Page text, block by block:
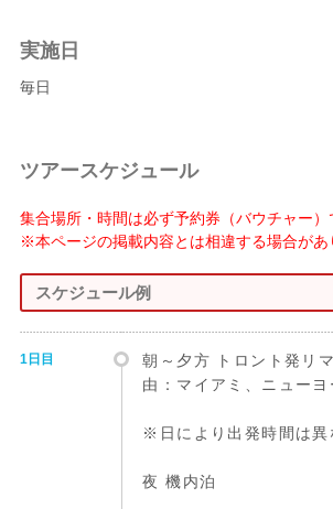
実施日
毎日
ツアースケジュール
集合場所・時間は必ず予約券（バウチャー）
※本ページの掲載内容とは相違する場合があ
スケジュール例
1日目
朝～夕方 トロント発リ
由：マイアミ、ニュー
※日により出発時間は異
夜 機内泊